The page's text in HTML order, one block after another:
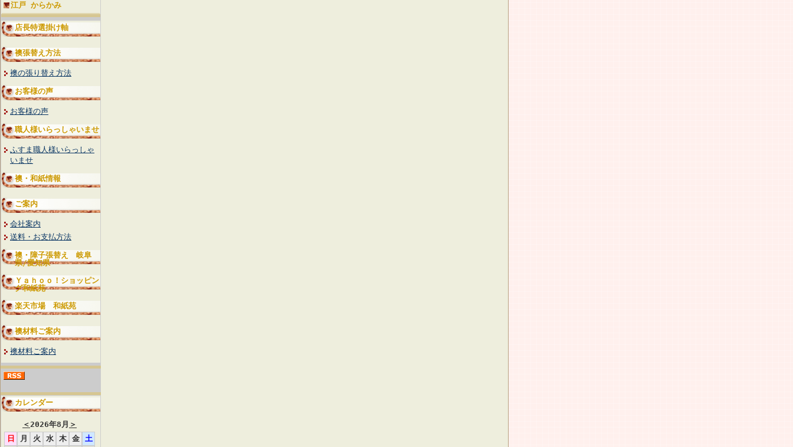
江戸 からかみ
店長特選掛け軸
襖張替え方法
襖の張り替え方法
お客様の声
お客様の声
職人様いらっしゃいませ
ふすま職人様いらっしゃ
いませ
襖・和紙情報
ご案内
会社案内
送料・お支払方法
襖・障子張替え 岐阜
県/愛知県
Ｙａｈｏｏ！ショッピン
グ和紙苑
楽天市場 和紙苑
襖材料ご案内
襖材料ご案内
カレンダー
＜2026年8月 ＞
日
月 火 水 木 金 土